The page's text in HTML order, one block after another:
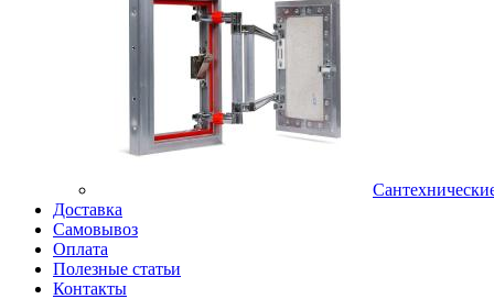
Доставка
Самовывоз
Оплата
Полезные статьи
Контакты